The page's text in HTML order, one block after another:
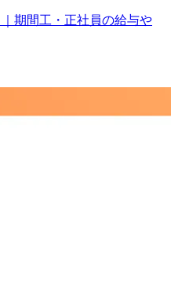
期間工・正社員の給与や